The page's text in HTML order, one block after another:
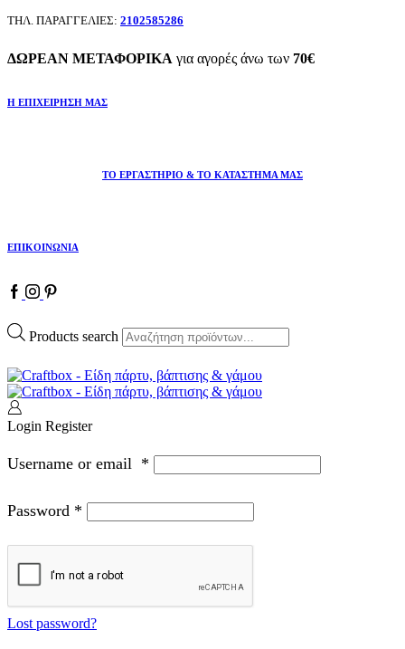
ΤΗΛ. ΠΑΡΑΓΓΕΛΙΕΣ: 2102585286
ΔΩΡΕΑΝ ΜΕΤΑΦΟΡΙΚΑ για αγορές άνω των 70€
Η ΕΠΙΧΕΙΡΗΣΗ ΜΑΣ
ΤΟ ΕΡΓΑΣΤΗΡΙΟ & ΤΟ ΚΑΤΑΣΤΗΜΑ ΜΑΣ
ΕΠΙΚΟΙΝΩΝΙΑ
Products search
Login Register
Username or email *
Password *
Lost password?